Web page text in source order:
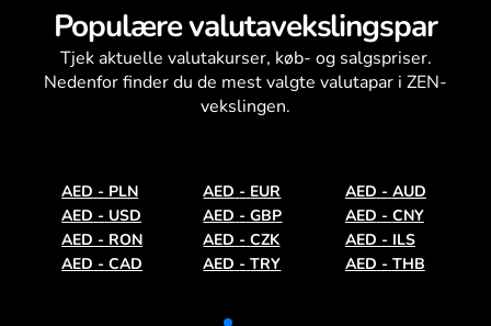
Populære valutavekslingspar
Tjek aktuelle valutakurser, køb- og salgspriser.
Nedenfor finder du de mest valgte valutapar i ZEN-
vekslingen.
AED - PLN AED - EUR AED - AUD
AED - USD AED - GBP AED - CNY
AED - RON AED - CZK AED - ILS
AED - CAD AED - TRY AED - THB